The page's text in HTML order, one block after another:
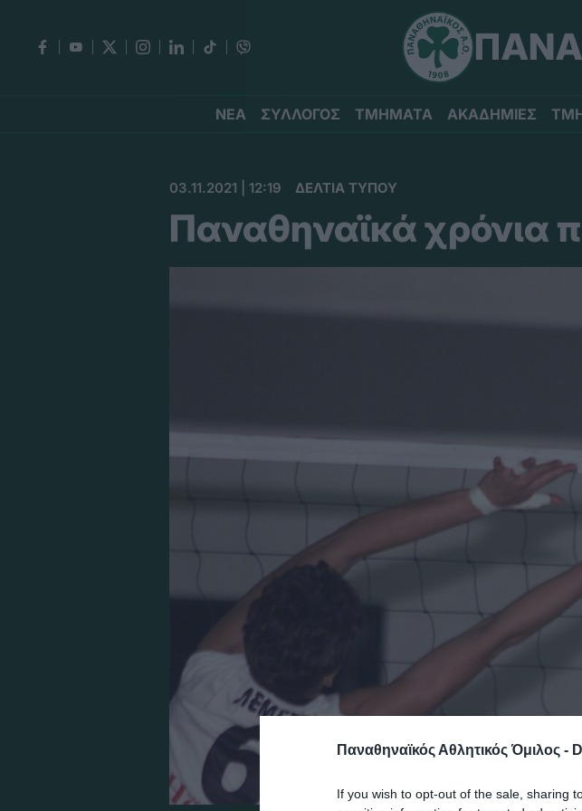
Παναθηναϊκός Αθλητικός Όμιλος -
If you wish to opt-out of the sale, sharing
ΝΕΑ ΣΥΛΛΟΓΟΣ ΤΜΗΜΑΤΑ ΑΚΑΔΗΜΙΕΣ
03.11.2021 | 12:19 ΔΕΛΤΙΑ ΤΥΠΟΥ
Παναθηναϊκά χρόνια